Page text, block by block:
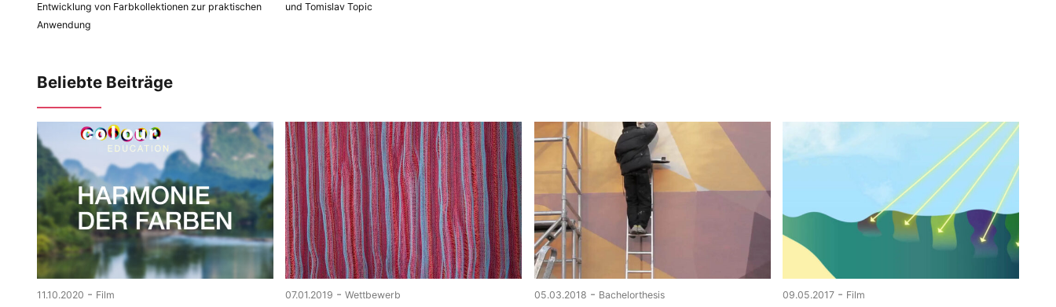
Entwicklung von Farbkollektionen zur praktischen
Anwendung
und Tomislav Topic
Beliebte Beiträge
11.10.2020 - Film 07.01.2019 - Wettbewerb 05.03.2018 - Bachelorthesis 09.05.2017 - Film